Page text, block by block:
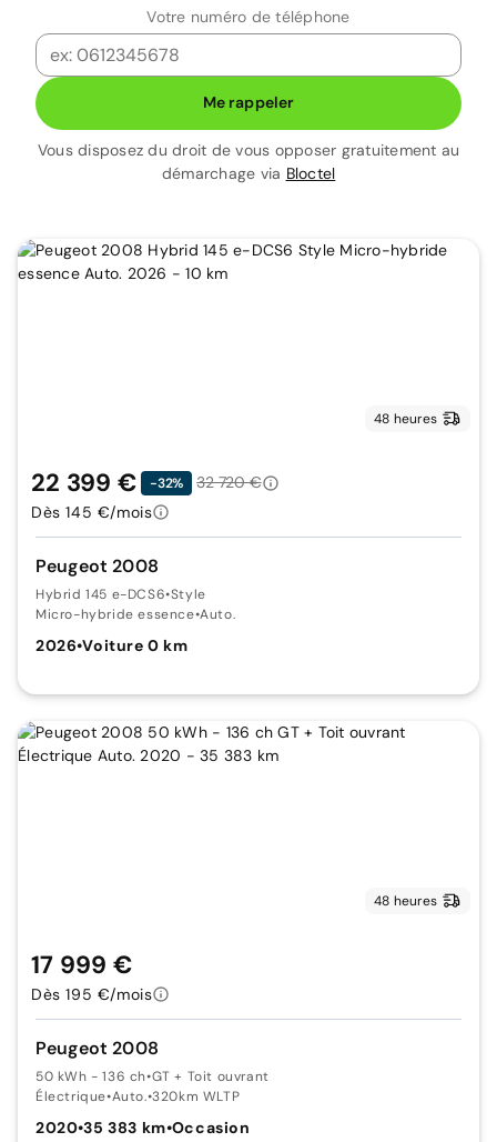
Votre numéro de téléphone
Me rappeler
Vous disposez du droit de vous opposer gratuitement au
démarchage via Bloctel
48 heures
Peugeot 2008
Hybrid 145 e-DCS6•Style
Micro-hybride essence•Auto.
2026•Voiture 0 km
22 399 € -32%
32 720 €
Dès 145 €/mois
48 heures
Peugeot 2008
50 kWh - 136 ch•GT + Toit ouvrant
Électrique•Auto.•320km WLTP
2020•35 383 km•Occasion
17 999 €
Dès 195 €/mois